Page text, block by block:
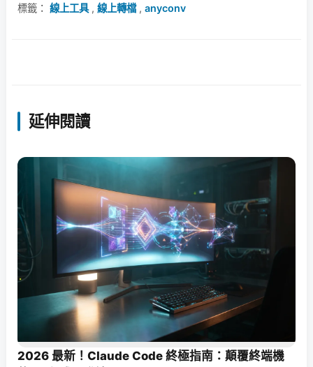
標籤： 線上工具, 線上轉檔, anyconv
延伸閱讀
2026 最新！Claude Code 終極指南：顛覆終端機